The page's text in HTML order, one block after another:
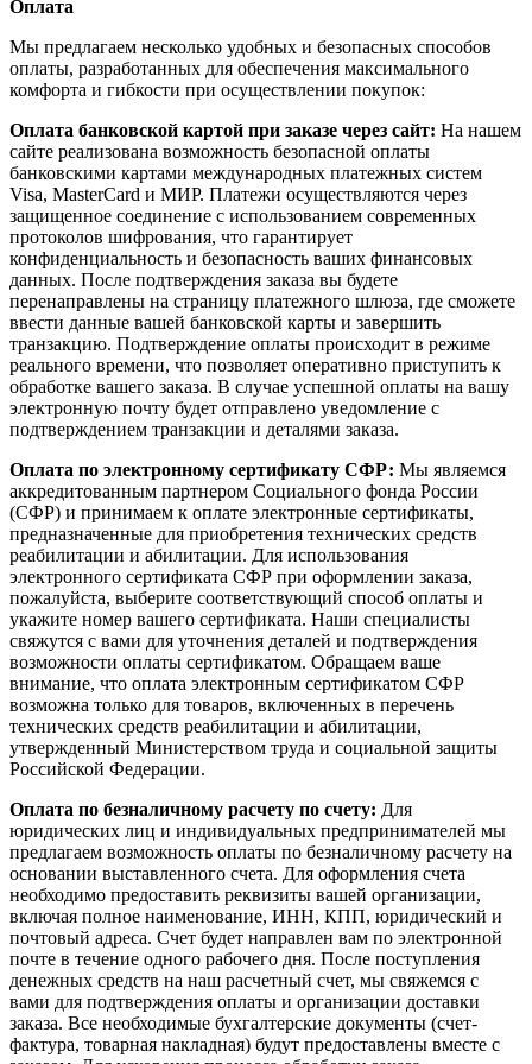
Оплата
Мы предлагаем несколько удобных и безопасных способов
оплаты, разработанных для обеспечения максимального
комфорта и гибкости при осуществлении покупок:
Оплата банковской картой при заказе через сайт: На нашем
сайте реализована возможность безопасной оплаты
банковскими картами международных платежных систем
Visa, MasterCard и МИР. Платежи осуществляются через
защищенное соединение с использованием современных
протоколов шифрования, что гарантирует
конфиденциальность и безопасность ваших финансовых
данных. После подтверждения заказа вы будете
перенаправлены на страницу платежного шлюза, где сможете
ввести данные вашей банковской карты и завершить
транзакцию. Подтверждение оплаты происходит в режиме
реального времени, что позволяет оперативно приступить к
обработке вашего заказа. В случае успешной оплаты на вашу
электронную почту будет отправлено уведомление с
подтверждением транзакции и деталями заказа.
Оплата по электронному сертификату СФР: Мы являемся
аккредитованным партнером Социального фонда России
(СФР) и принимаем к оплате электронные сертификаты,
предназначенные для приобретения технических средств
реабилитации и абилитации. Для использования
электронного сертификата СФР при оформлении заказа,
пожалуйста, выберите соответствующий способ оплаты и
укажите номер вашего сертификата. Наши специалисты
свяжутся с вами для уточнения деталей и подтверждения
возможности оплаты сертификатом. Обращаем ваше
внимание, что оплата электронным сертификатом СФР
возможна только для товаров, включенных в перечень
технических средств реабилитации и абилитации,
утвержденный Министерством труда и социальной защиты
Российской Федерации.
Оплата по безналичному расчету по счету: Для
юридических лиц и индивидуальных предпринимателей мы
предлагаем возможность оплаты по безналичному расчету на
основании выставленного счета. Для оформления счета
необходимо предоставить реквизиты вашей организации,
включая полное наименование, ИНН, КПП, юридический и
почтовый адреса. Счет будет направлен вам по электронной
почте в течение одного рабочего дня. После поступления
денежных средств на наш расчетный счет, мы свяжемся с
вами для подтверждения оплаты и организации доставки
заказа. Все необходимые бухгалтерские документы (счет-
фактура, товарная накладная) будут предоставлены вместе с